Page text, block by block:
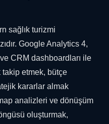
sağlık turizmi
Google Analytics 4,
CRM dashboardları ile
takip etmek, bütçe
kararlar almak
analizleri ve dönüşüm
oluşturmak,